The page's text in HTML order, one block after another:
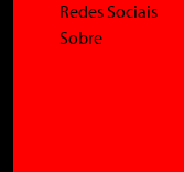
Redes Sociais
Sobre